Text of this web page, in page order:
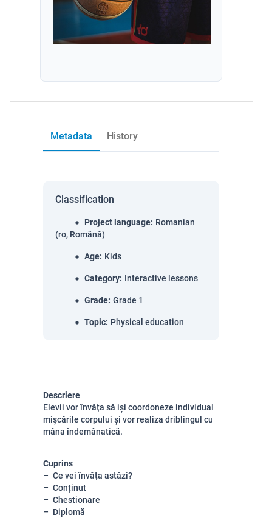
Metadata History
Classification
Project language: Romanian
(ro, Română)
Age: Kids
Category: Interactive lessons
Grade: Grade 1
Topic: Physical education
Descriere
Elevii vor învăța să iși coordoneze individual
mișcările corpului și vor realiza driblingul cu
mâna îndemânatică.
Cuprins
Ce vei învăța astăzi?
Conținut
Chestionare
Diplomă